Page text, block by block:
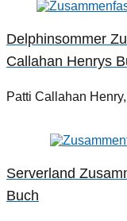
Delphinsommer
Callahan Henrys
Patti Callahan
Serverland
Buch